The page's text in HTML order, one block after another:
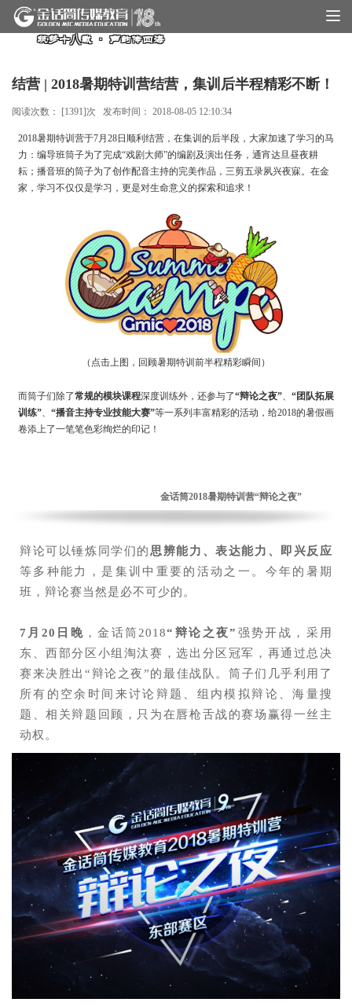
筑梦十八载 · 声韵传四海
结营 | 2018暑期特训营结营，集训后半程精彩不断！
阅读次数： [1391]次 发布时间： 2018-08-05 12:10:34
2018暑期特训营于7月28日顺利结营，在集训的后半段，大家加速了学习的马
力：编导班筒子为了完成“戏剧大师”的编剧及演出任务，通宵达旦昼夜耕
耘；播音班的筒子为了创作配音主持的完美作品，三剪五录夙兴夜寐。在金
家，学习不仅仅是学习，更是对生命意义的探索和追求！
（点击上图，回顾暑期特训前半程精彩瞬间）
而筒子们除了常规的模块课程深度训练外，还参与了“辩论之夜”、 “团队拓展
训练”、 “播音主持专业技能大赛”等一系列丰富精彩的活动，给2018的暑假画
卷添上了一笔笔色彩绚烂的印记！
金话筒2018暑期特训营“辩论之夜”
辩论可以锤炼同学们的 思辨能力、表达能力、即兴反应
等多种能力，是集训中重要的活动之一。今年的暑期
班，辩论赛当然是必不可少的。
7月20日晚 ，金话筒2018“辩论之夜” 强势开战，采用
东、西部分区小组淘汰赛，选出分区冠军，再通过总决
赛来决胜出“辩论之夜”的最佳战队。筒子们几乎利用了
所有的空余时间来讨论辩题、组内模拟辩论、海量搜
题、相关辩题回顾，只为在唇枪舌战的赛场赢得一丝主
动权。